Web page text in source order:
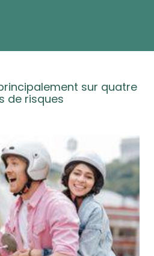
sur quatre
de risques